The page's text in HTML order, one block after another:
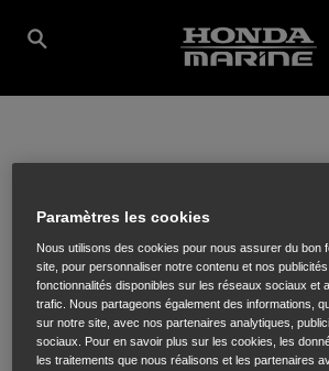
AZUR BOAT
1876 Carraire de Madame REVERDIT,FREJUS,
Paramètres les cookies
Nous utilisons des cookies pour nous assurer du bon
site, pour personnaliser notre contenu et nos
fonctionnalités disponibles sur les réseaux sociaux et
trafic. Nous partageons également des informations,
sur notre site, avec nos partenaires analytiques,
sociaux. Pour en savoir plus sur les cookies, les
les traitements que nous réalisons et les partenaires